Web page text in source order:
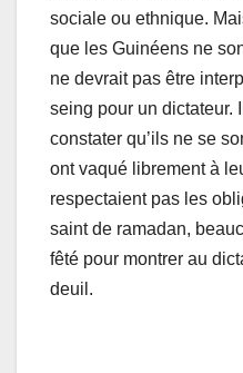
sociale ou ethnique.
que les Guinéens ne
ne devrait pas être
seing pour un dictateur.
constater qu’ils ne se
ont vaqué librement à
respectaient pas les
saint de ramadan,
fêté pour montrer au
deuil.